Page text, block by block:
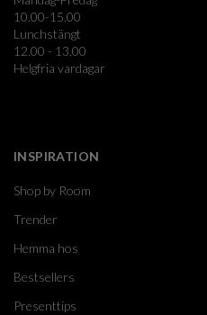
10.00-15.00
Lunchstängt
12.00 - 13.00
Helgfria vardagar
INSPIRATION
Shop by Room
Trender
Hemma hos
Bestsellers
Presenttips